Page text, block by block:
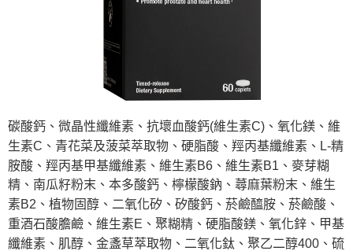
４．使用「AFTEE先享後付」時，將依據個別帳號之用戶狀況，依本公司即
請求用戶進行身份認證。
５．嚴禁一人註冊多個帳號或使用他人資訊註冊。若發現惡意使用之情形，
恩沛科技股份有限公司將有權停止該用戶之使用額度並採取法律行動。
碳酸鈣、微晶性纖維素、抗壞血酸鈣(維生素C)、氧化鎂、維
生素C、青花菜及菠菜萃取物、硬脂酸、羥丙基纖維素、L-精
胺酸、羥丙基甲基纖維素、維生素B6、維生素B1、麥芽糊
精、南瓜籽粉末、本多酸鈣、檸檬酸鈉、蕁麻葉粉末、維生
素B2、植物固醇、二氧化矽、矽酸鈣、菸鹼醯胺、菸鹼酸、
重酒石酸膽鹼、維生素E、聚糊精、硬脂酸鎂、氧化鋅、甲基
纖維素、肌醇、金盞草萃取物、二氧化鈦、聚乙二醇400、硫